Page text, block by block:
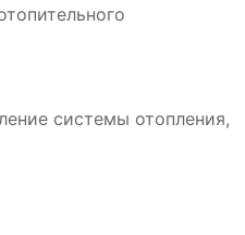
системы отопления,